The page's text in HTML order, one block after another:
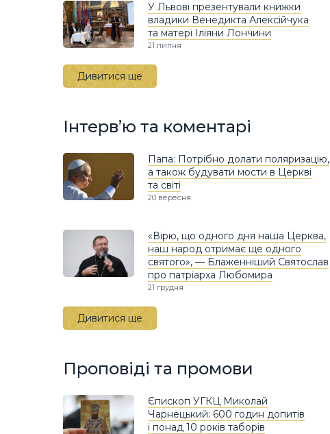
У Львові презентували книжки
владики Венедикта Алексійчука
та матері Іліяни Лончини
21 липня
Дивитися ще
Інтерв’ю та коментарі
Папа: Потрібно долати поляризацію,
а також будувати мости в Церкві
та світі
20 вересня
«Вірю, що одного дня наша Церква,
наш народ отримає ще одного
святого», — Блаженніший Святослав
про патріарха Любомира
21 грудня
Дивитися ще
Проповіді та промови
Єпископ УГКЦ Миколай
Чарнецький: 600 годин допитів
і понад 10 років таборів